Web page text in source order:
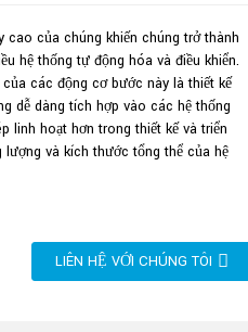
cao của chúng khiến chúng trở thành
hệ thống tự động hóa và điều khiển.
các động cơ bước này là thiết kế
dễ dàng tích hợp vào các hệ thống
linh hoạt hơn trong thiết kế và triển
lượng và kích thước tổng thể của hệ
LIÊN HỆ VỚI CHÚNG TÔI